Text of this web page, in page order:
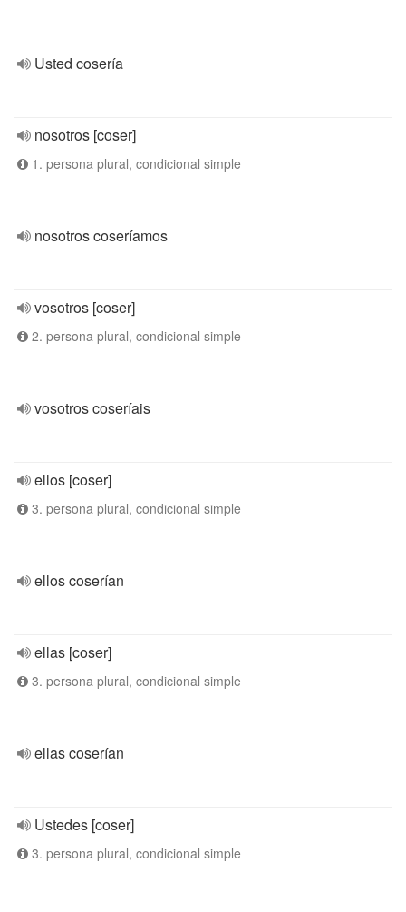
Usted cosería
nosotros [coser]
1. persona plural, condicional simple
nosotros coseríamos
vosotros [coser]
2. persona plural, condicional simple
vosotros coseríais
ellos [coser]
3. persona plural, condicional simple
ellos coserían
ellas [coser]
3. persona plural, condicional simple
ellas coserían
Ustedes [coser]
3. persona plural, condicional simple